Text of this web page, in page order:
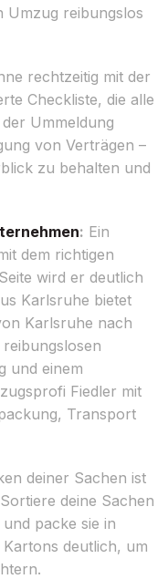
Umzug reibungslos
rechtzeitig mit der
Checkliste, die alle
Ummeldung
von Verträgen –
zu behalten und
: Ein
dem richtigen
wird er deutlich
Karlsruhe bietet
Karlsruhe nach
und einem
Fiedler mit
Transport
deiner Sachen ist
deine Sachen
packe sie in
deutlich, um